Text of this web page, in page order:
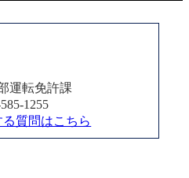
運転免許課
1255
質問はこちら